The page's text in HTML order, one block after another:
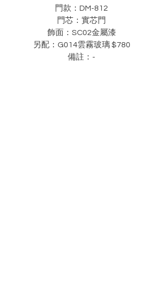
門款：DM-812
門芯：實芯門
飾面：SC02金屬漆
另配：G014雲霧玻璃 $780
備註：-